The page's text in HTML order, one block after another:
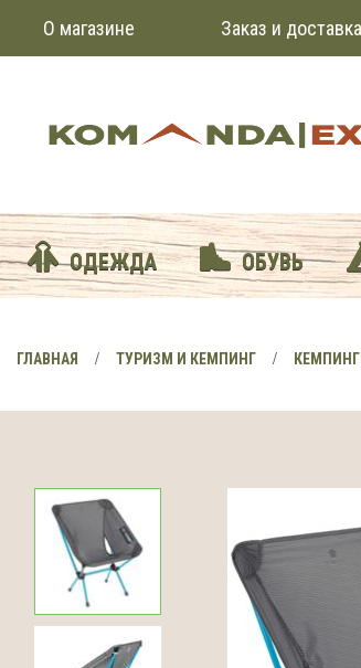
О магазине Заказ и доставка
ОДЕЖДА ОБУВЬ
ГЛАВНАЯ ТУРИЗМ И КЕМПИНГ